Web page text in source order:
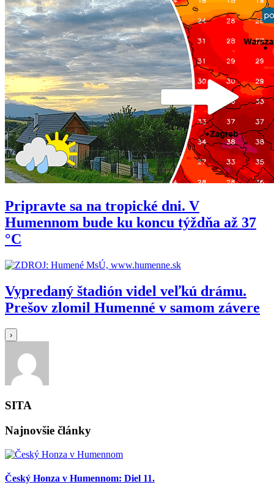
Pripravte sa na tropické dni. V
Humennom bude ku koncu týždňa až 37
°C
Vypredaný štadión videl veľkú drámu.
Prešov zlomil Humenné v samom závere
›
SITA
Najnovšie články
Český Honza v Humennom: Diel 11.